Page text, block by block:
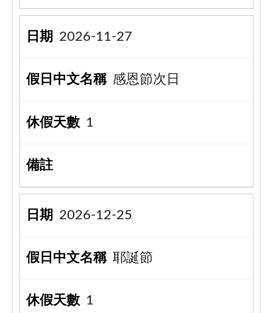
2026-11-27
感恩節次日
1
2026-12-25
耶誕節
1